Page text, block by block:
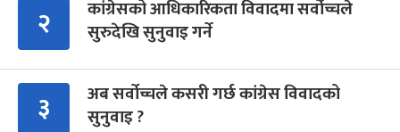
२
कांग्रेसको आधिकारिकता विवादमा सर्वोच्चले
सुरुदेखि सुनुवाइ गर्ने
३
अब सर्वोच्चले कसरी गर्छ कांग्रेस विवादको
सुनुवाइ ?